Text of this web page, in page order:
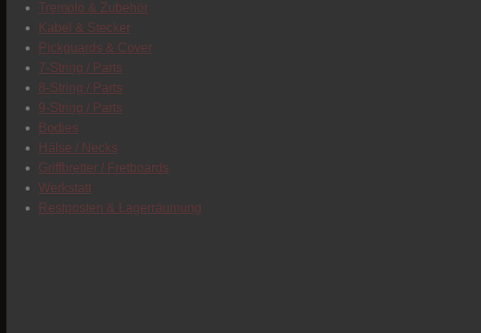
Tremolo & Zubehör
Kabel & Stecker
Pickguards & Cover
7-String / Parts
8-String / Parts
9-String / Parts
Bodies
Hälse / Necks
Griffbretter / Fretboards
Werkstatt
Restposten & Lagerräumung